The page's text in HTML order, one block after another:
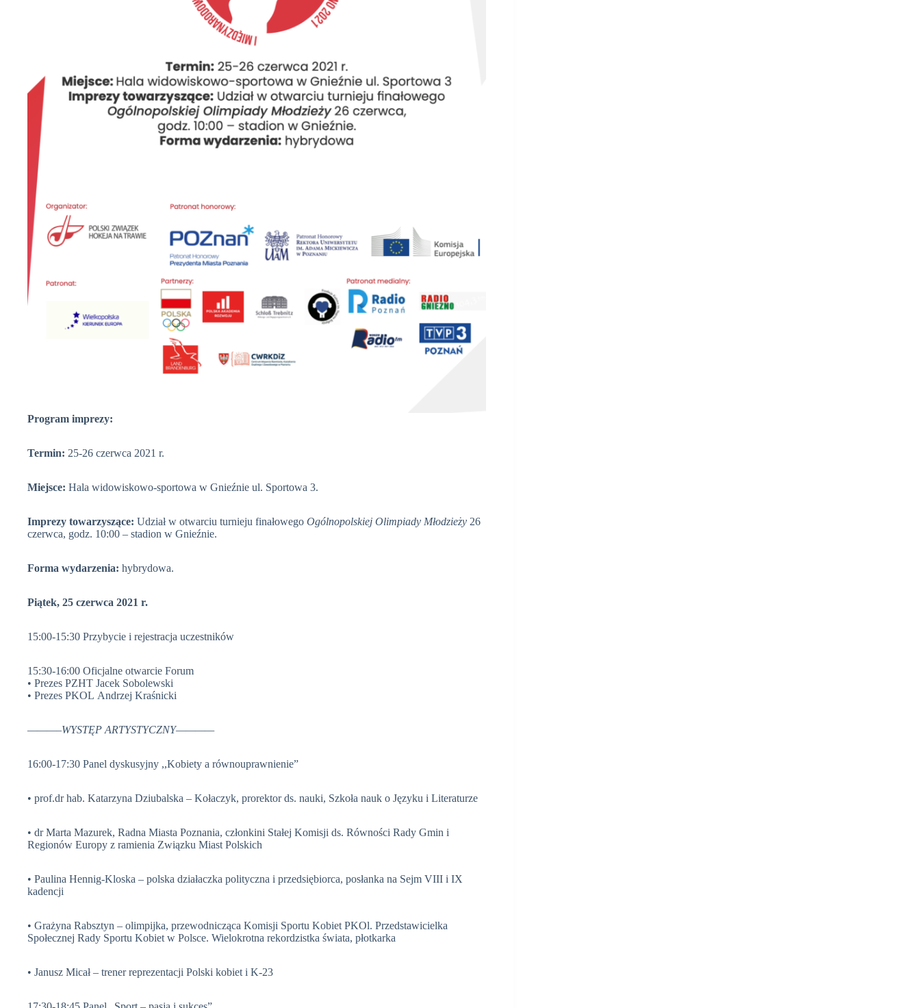
Program imprezy:
Termin: 25-26 czerwca 2021 r.
Miejsce: Hala widowiskowo-sportowa w Gnieźnie ul. Sportowa 3.
Imprezy towarzyszące: Udział w otwarciu turnieju finałowego Ogólnopolskiej Olimpiady Młodzieży 26
czerwca, godz. 10:00 – stadion w Gnieźnie.
Forma wydarzenia: hybrydowa.
Piątek, 25 czerwca 2021 r.
15:00-15:30 Przybycie i rejestracja uczestników
15:30-16:00 Oficjalne otwarcie Forum
• Prezes PZHT Jacek Sobolewski
• Prezes PKOL Andrzej Kraśnicki
———–WYSTĘP ARTYSTYCZNY————
16:00-17:30 Panel dyskusyjny ,,Kobiety a równouprawnienie”
• prof.dr hab. Katarzyna Dziubalska – Kołaczyk, prorektor ds. nauki, Szkoła nauk o Języku i Literaturze
• dr Marta Mazurek, Radna Miasta Poznania, członkini Stałej Komisji ds. Równości Rady Gmin i
Regionów Europy z ramienia Związku Miast Polskich
• Paulina Hennig-Kloska – polska działaczka polityczna i przedsiębiorca, posłanka na Sejm VIII i IX
kadencji
• Grażyna Rabsztyn – olimpijka, przewodnicząca Komisji Sportu Kobiet PKOl. Przedstawicielka
Społecznej Rady Sportu Kobiet w Polsce. Wielokrotna rekordzistka świata, płotkarka
• Janusz Micał – trener reprezentacji Polski kobiet i K-23